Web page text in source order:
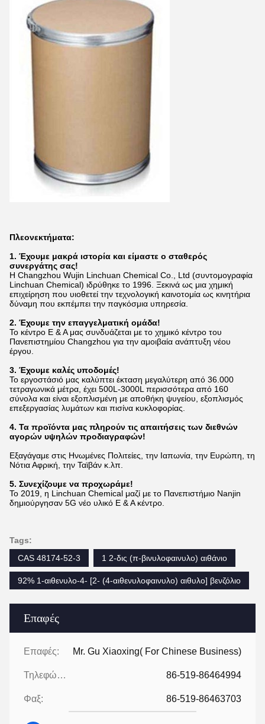
Επαφές
Επαφές: Mr. Gu Xiaoxing( For Chinese Business)
Τηλεφώνημα: 86-519-86464994
Φαξ: 86-519-86463703
Πλεονεκτήματα:
1. Έχουμε μακρά ιστορία και είμαστε ο σταθερός
συνεργάτης σας!
Η Changzhou Wujin Linchuan Chemical Co., Ltd (συντομογραφία
Linchuan Chemical) ιδρύθηκε το 1996. Ξεκινά ως μια χημική
επιχείρηση που υιοθετεί την τεχνολογική καινοτομία ως κινητήρια
δύναμη που εκπέμπει την παγκόσμια υπηρεσία.
2. Έχουμε την επαγγελματική ομάδα!
Το κέντρο Ε & Α μας συνδυάζεται με το χημικό κέντρο του
Πανεπιστημίου Changzhou για την αμοιβαία ανάπτυξη νέου
έργου.
3. Έχουμε καλές υποδομές!
Το εργοστάσιό μας καλύπτει έκταση μεγαλύτερη από 36.000
τετραγωνικά μέτρα, έχει 500L-3000L περισσότερα από 160
σύνολα και είναι εξοπλισμένη με αποθήκη ψυγείου, εξοπλισμός
επεξεργασίας λυμάτων και πισίνα κυκλοφορίας.
4. Τα προϊόντα μας πληρούν τις απαιτήσεις των διεθνών
αγορών υψηλών προδιαγραφών!
Εξαγάγαμε στις Ηνωμένες Πολιτείες, την Ιαπωνία, την Ευρώπη, τη
Νότια Αφρική, την Ταϊβάν κ.λπ.
5. Συνεχίζουμε να προχωράμε!
Το 2019, η Linchuan Chemical μαζί με το Πανεπιστήμιο Nanjin
δημιούργησαν 5G νέο υλικό Ε & Α κέντρο.
Tags:
CAS 48174-52-3
1 2-δις (π-βινυλοφαινυλο) αιθάνιο
92% 1-αιθενυλο-4- [2- (4-αιθενυλοφαινυλο) αιθυλο] βενζόλιο